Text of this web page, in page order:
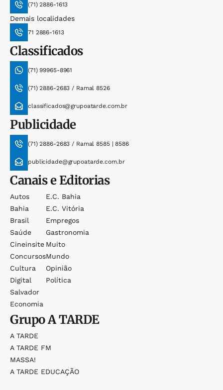
(71) 2886-1613
Demais localidades
71 2886-1613
Classificados
(71) 99965-8961
(71) 2886-2683 / Ramal 8526
classificados@grupoatarde.com.br
Publicidade
(71) 2886-2683 / Ramal 8585 | 8586
publicidade@grupoatarde.com.br
Canais e Editorias
Autos
Bahia
Brasil
Saúde
Cineinsite
Concursos
Cultura
Digital
Salvador
Economia
E.c. Bahia
E.c. Vitória
Empregos
Gastronomia
Muito
Mundo
Opinião
Política
GrupoA TARDE
A TARDE
A TARDE FM
MASSA!
A TARDE EDUCAÇÃO